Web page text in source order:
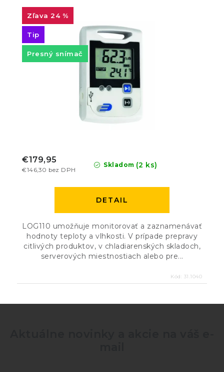
24 %
Tip
Presný snímač
Skladom (2 ks)
€146,30 bez DPH
€179,95
DETAIL
LOG110 umožňuje monitorovať a zaznamenávať
hodnoty teploty a vlhkosti. V prípade prepravy
citlivých produktov, v chladiarenských skladoch,
serverových miestnostiach alebo pre...
Kód: 31.1040